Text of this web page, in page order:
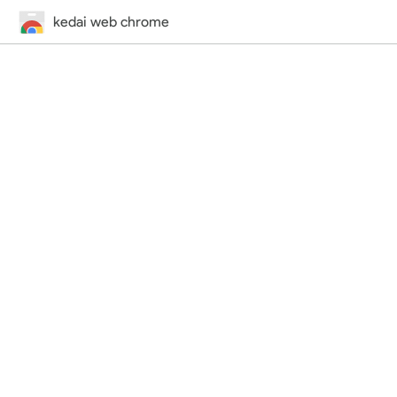
kedai web chrome